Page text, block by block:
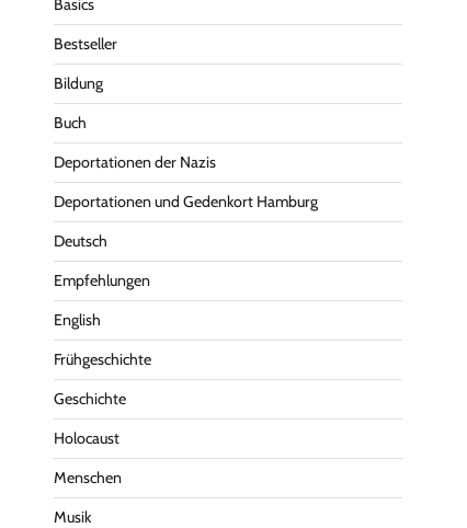
Basics
Bestseller
Bildung
Buch
Deportationen der Nazis
Deportationen und Gedenkort Hamburg
Deutsch
Empfehlungen
English
Frühgeschichte
Geschichte
Holocaust
Menschen
Musik